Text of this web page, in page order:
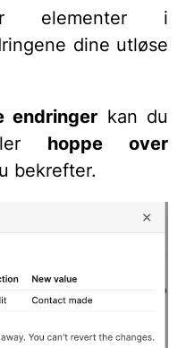
elementer i
dine utløse
endringer kan du
hoppe over
bekrefter.